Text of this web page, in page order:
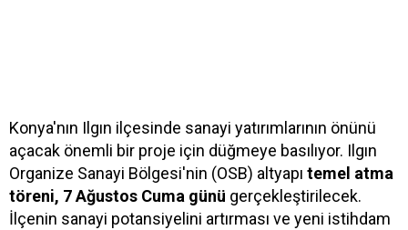
Konya'nın Ilgın ilçesinde sanayi yatırımlarının önünü
açacak önemli bir proje için düğmeye basılıyor. Ilgın
Organize Sanayi Bölgesi'nin (OSB) altyapı temel atma
töreni, 7 Ağustos Cuma günü gerçekleştirilecek.
İlçenin sanayi potansiyelini artırması ve yeni istihdam